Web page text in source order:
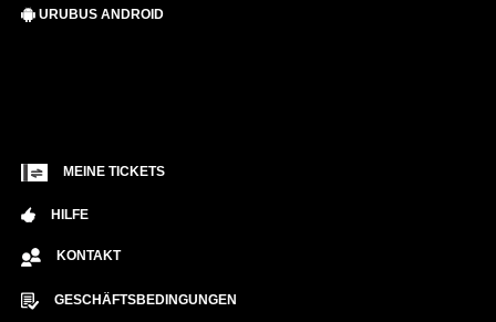
URUBUS ANDROID
MEINE TICKETS
HILFE
KONTAKT
GESCHÄFTSBEDINGUNGEN